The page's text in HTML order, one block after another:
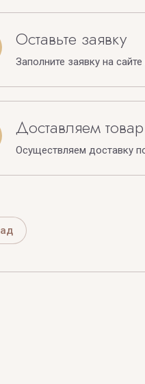
Оставьте заявку
Заполните заявку на
Доставляем товар
Осуществляем доставку